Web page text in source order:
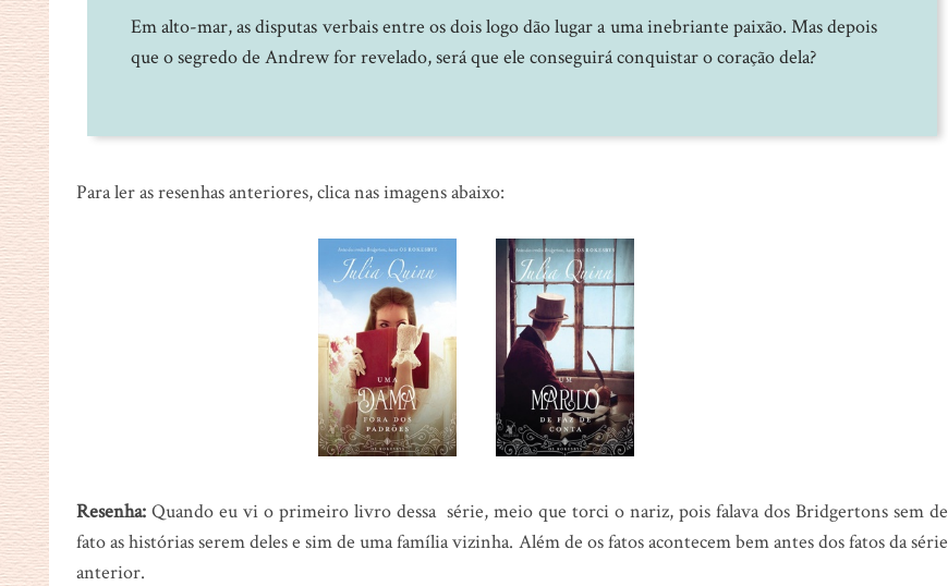
Em alto-mar, as disputas verbais entre os dois logo dão lugar a uma inebriante paixão. Mas depois
que o segredo de Andrew for revelado, será que ele conseguirá conquistar o coração dela?
Para ler as resenhas anteriores, clica nas imagens abaixo:
Resenha:Quando eu vi o primeiro livro dessa série, meio que torci o nariz, pois falava dos Bridgertons sem de
fato as histórias serem deles e sim de uma família vizinha. Além de os fatos acontecem bem antes dos fatos da série
anterior.